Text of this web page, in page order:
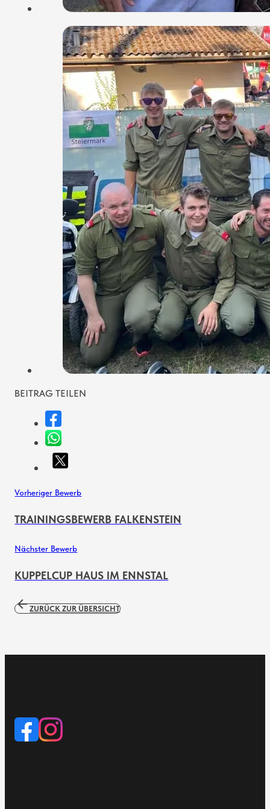
BEITRAG TEILEN
Vorheriger Bewerb
TRAININGSBEWERB FALKENSTEIN
Nächster Bewerb
KUPPELCUP HAUS IM ENNSTAL
ZURÜCK ZUR ÜBERSICHT